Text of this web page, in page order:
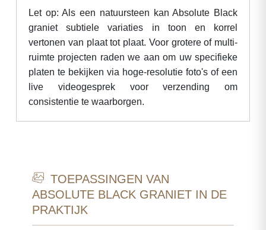
Let op: Als een natuursteen kan Absolute Black
graniet subtiele variaties in toon en korrel
vertonen van plaat tot plaat. Voor grotere of multi-
ruimte projecten raden we aan om uw specifieke
platen te bekijken via hoge-resolutie foto's of een
live videogesprek voor verzending om
consistentie te waarborgen.
TOEPASSINGEN VAN
ABSOLUTE BLACK GRANIET IN DE
PRAKTIJK